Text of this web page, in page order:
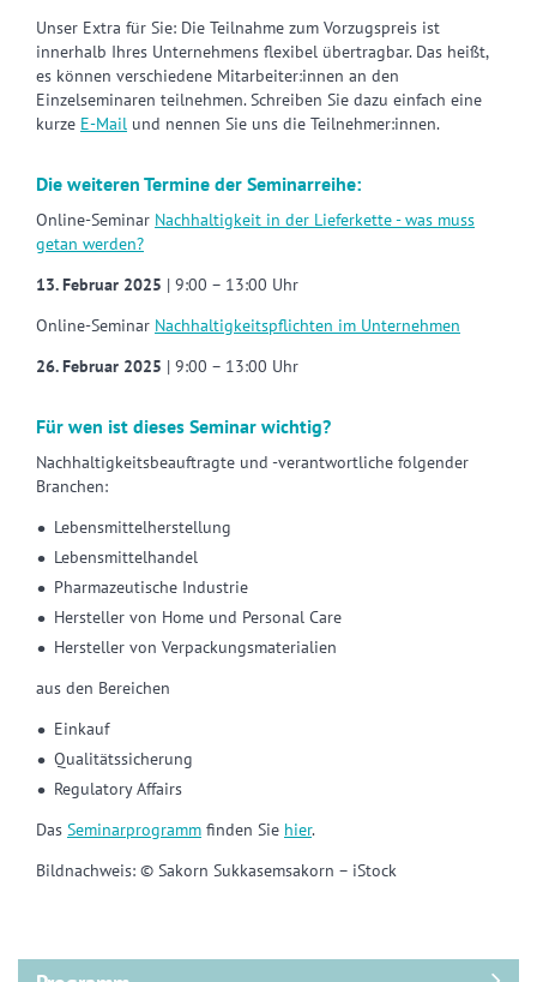
Unser Extra für Sie: Die Teilnahme zum Vorzugspreis ist
innerhalb Ihres Unternehmens flexibel übertragbar. Das heißt,
es können verschiedene Mitarbeiter:innen an den
Einzelseminaren teilnehmen. Schreiben Sie dazu einfach eine
kurze E-Mail und nennen Sie uns die Teilnehmer:innen.
Die weiteren Termine der Seminarreihe:
Online-Seminar Nachhaltigkeit in der Lieferkette - was muss
getan werden?
13. Februar 2025 | 9:00 – 13:00 Uhr
Online-Seminar Nachhaltigkeitspflichten im Unternehmen
26. Februar 2025 | 9:00 – 13:00 Uhr
Für wen ist dieses Seminar wichtig?
Nachhaltigkeitsbeauftragte und -verantwortliche folgender
Branchen:
Lebensmittelherstellung
Lebensmittelhandel
Pharmazeutische Industrie
Hersteller von Home und Personal Care
Hersteller von Verpackungsmaterialien
aus den Bereichen
Einkauf
Qualitätssicherung
Regulatory Affairs
Das Seminarprogramm finden Sie hier.
Bildnachweis: © Sakorn Sukkasemsakorn – iStock